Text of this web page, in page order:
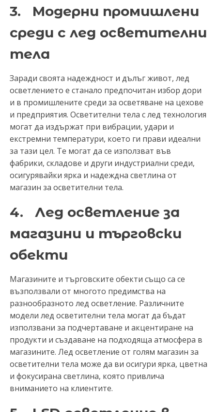
3. Модерни промишлени
среди с лед осветителни
тела
Заради своята надеждност и дълъг живот, лед
осветлението е станало предпочитан избор дори
и в промишлените среди за осветяване на цехове
и предприятия. Осветителни тела с лед технология
могат да издържат при вибрации, удари и
екстремни температури, което ги прави идеални
за тази цел. Те могат да се използват във
фабрики, складове и други индустриални среди,
осигурявайки ярка и надеждна светлина от
магазин за осветителни тела.
4. Лед осветление за
магазини и търговски
обекти
Магазините и търговските обекти също са се
възползвали от многото предимства на
разнообразното лед осветление. Различните
модели лед осветителни тела могат да бъдат
използвани за подчертаване и акцентиране на
продукти и създаване на подходяща атмосфера в
магазините. Лед осветление от голям магазин за
осветителни тела може да ви осигури ярка, цветна
и фокусирана светлина, която привлича
вниманието на клиентите.